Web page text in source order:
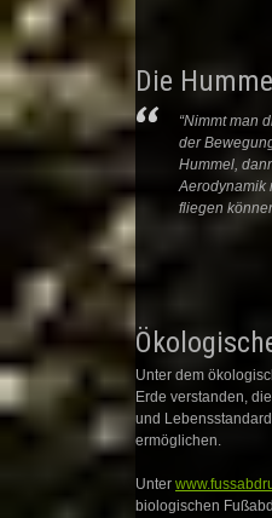
Die Hummel
“Nimmt man
der
Hummel,
Aerodynamik
fliegen
Unter dem
Erde verstanden,
und
ermöglichen.
Unter
biologischen